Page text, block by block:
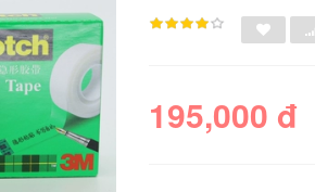
195,000 đ